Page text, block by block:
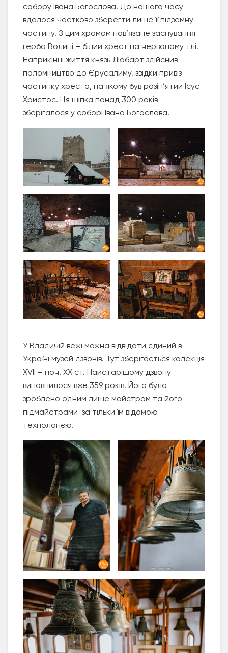
собору Івана Богослова. До нашого часу
вдалося частково зберегти лише її підземну
частину. З цим храмом пов’язане заснування
герба Волині – білий хрест на червоному тлі.
Наприкінці життя князь Любарт здійснив
паломництво до Єрусалиму, звідки привіз
частинку хреста, на якому був розіп’ятий Ісус
Христос. Ця щіпка понад 300 років
зберігалося у соборі Івана Богослова.
У Владичій вежі можна відвідати єдиний в
Україні музей дзвонів. Тут зберігається колекція
XVII – поч. ХХ ст. Найстарішому дзвону
виповнилося вже 359 років. Його було
зроблено одним лише майстром та його
підмайстрами за тільки їм відомою
технологією.